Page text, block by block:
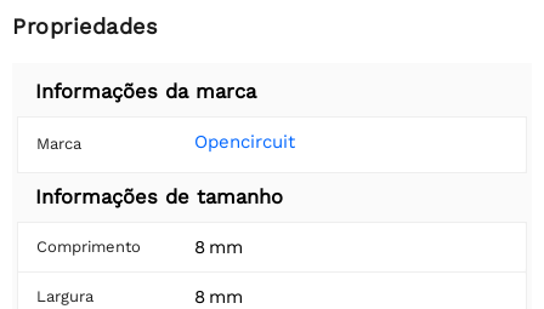
Propriedades
Informações da marca
Marca Opencircuit
Informações de tamanho
Comprimento 8 mm
Largura 8 mm